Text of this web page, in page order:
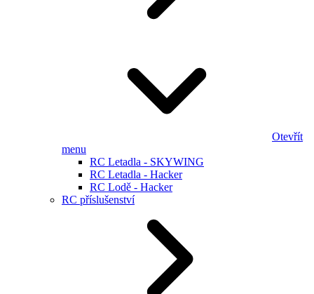
Otevřít
menu
RC Letadla - SKYWING
RC Letadla - Hacker
RC Lodě - Hacker
RC příslušenství